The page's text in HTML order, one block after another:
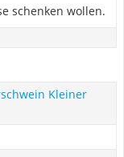
schenken wollen.
Kleiner